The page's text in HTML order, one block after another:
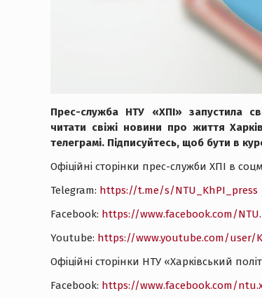
Прес-служба НТУ «ХПІ» запустила
читати свіжі новини про життя
телеграмі. Підписуйтесь, щоб бути в
Офіційні сторінки прес-служби ХПІ в
Telegram: https://t.me/s/NTU_KhPI_press
Facebook: https://www.facebook.com/
Youtube: https://www.youtube.com/user/
Офіційні сторінки НТУ «Харківський
Facebook: https://www.facebook.com/